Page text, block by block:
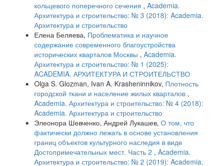
кольцевого поперечного сечения , Academia.
Архитектура и строительство: № 3 (2018): Academia.
Архитектура и строительство
Елена Беляева, Проблематика и научное
содержание современного благоустройства
исторических кварталов Москвы , Academia.
Архитектура и строительство: № 1 (2025):
ACADEMIA. АРХИТЕКТУРА И СТРОИТЕЛЬСТВО
Olga S. Glozman, Ivan A. Krasheninnikov, Плотность
городской ткани и население жилых кварталов ,
Academia. Архитектура и строительство: № 4 (2018):
Academia. Архитектура и строительство
Элеонора Шевченко, Андрей Лукашев, О том, что
фактически должно лежать в основе установления
границ объектов культурного наследия в виде
Достопримечательных мест. Часть 2 , Academia.
Архитектура и строительство: № 2 (2019): Academia.